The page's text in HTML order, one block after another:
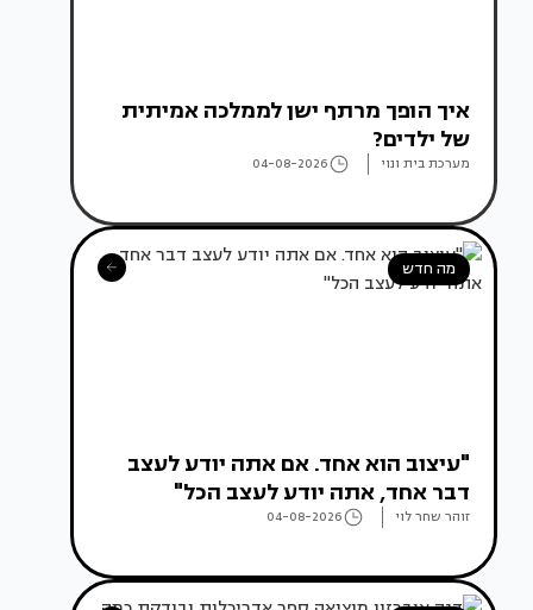
איך הופך מרתף ישן לממלכה אמיתית
של ילדים?
מערכת בית ונוי 04-08-2026
מה חדש
"עיצוב הוא אחד. אם אתה יודע לעצב
דבר אחד, אתה יודע לעצב הכל"
זוהר שחר לוי 04-08-2026